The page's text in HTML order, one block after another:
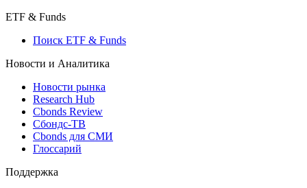
ETF & Funds
Поиск ETF & Funds
Новости и Аналитика
Новости рынка
Research Hub
Cbonds Review
Сбондс-ТВ
Cbonds для СМИ
Глоссарий
Поддержка